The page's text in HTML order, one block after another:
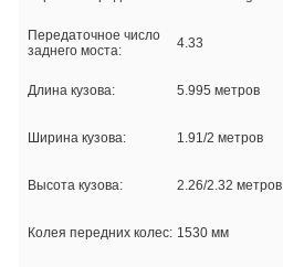
Передаточное число
заднего моста:
4.33
Длина кузова: 5.995 метров
Ширина кузова: 1.91/2 метров
Высота кузова: 2.26/2.32 метров
Колея передних колес: 1530 мм